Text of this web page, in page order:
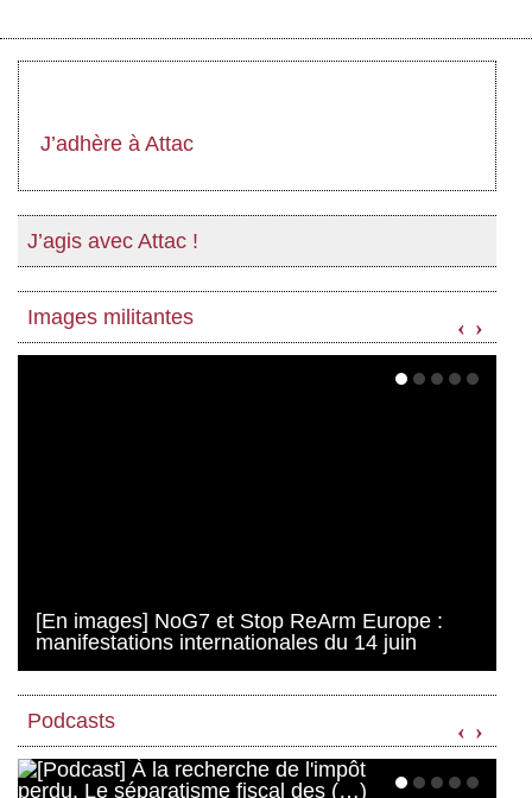
J’adhère à Attac
J’agis avec Attac !
Images militantes
[En images] NoG7 et Stop ReArm Europe :
manifestations internationales du 14 juin
‹ ›
Podcasts ‹ ›